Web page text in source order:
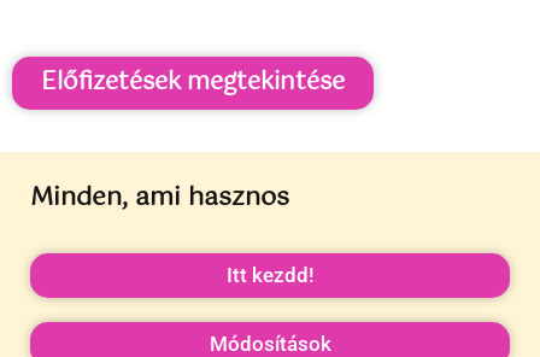
Előfizetések megtekintése
Minden, ami hasznos
Itt kezdd!
Módosítások